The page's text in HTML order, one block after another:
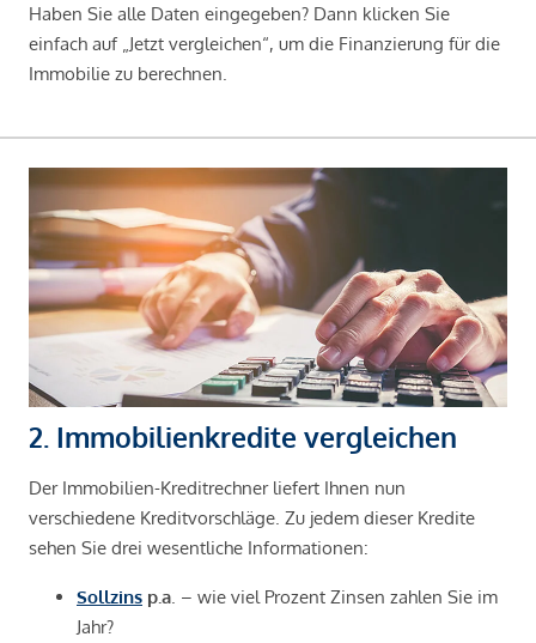
Haben Sie alle Daten eingegeben? Dann klicken Sie
einfach auf „Jetzt vergleichen“, um die Finanzierung für die
Immobilie zu berechnen.
2. Immobilienkredite vergleichen
Der Immobilien-Kreditrechner liefert Ihnen nun
verschiedene Kreditvorschläge. Zu jedem dieser Kredite
sehen Sie drei wesentliche Informationen:
Sollzins p.a . – wie viel Prozent Zinsen zahlen Sie im
Jahr?